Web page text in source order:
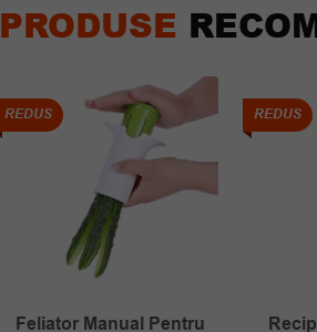
PRODUSE
REDUS
Feliator Manual Pentru
REDUS